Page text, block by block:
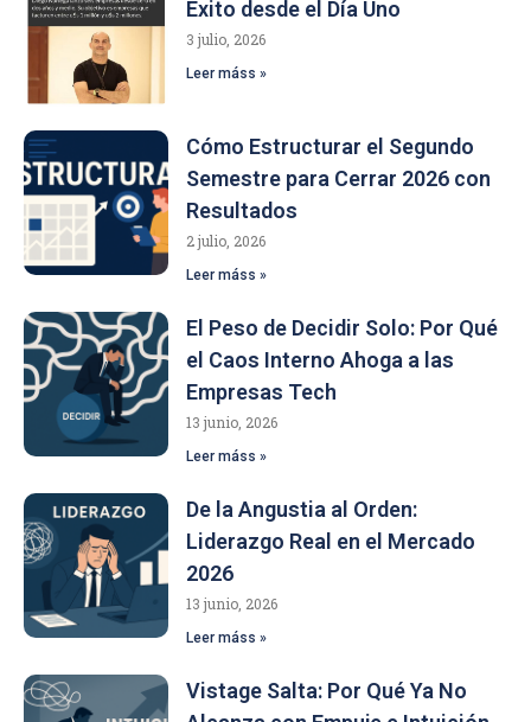
Éxito desde el Día Uno
3 julio, 2026
Leer máss »
Cómo Estructurar el Segundo
Semestre para Cerrar 2026 con
Resultados
2 julio, 2026
Leer máss »
El Peso de Decidir Solo: Por Qué
el Caos Interno Ahoga a las
Empresas Tech
13 junio, 2026
Leer máss »
De la Angustia al Orden:
Liderazgo Real en el Mercado
2026
13 junio, 2026
Leer máss »
Vistage Salta: Por Qué Ya No